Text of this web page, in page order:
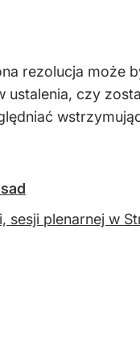
rezolucja może
czy
sesji plenarnej w